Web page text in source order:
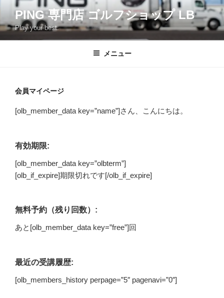
テ
ン
PING 専門店 ゴルフショップ LB
Play your best.
メニュー
会員マイページ
[olb_member_data key=”name”]さん、こんにちは。
有効期限:
[olb_member_data key=”olbterm”]
[olb_if_expire]期限切れです[/olb_if_expire]
無料予約（残り回数）:
あと[olb_member_data key=”free”]回
最近の受講履歴:
[olb_members_history perpage=”5″ pagenavi=”0″]